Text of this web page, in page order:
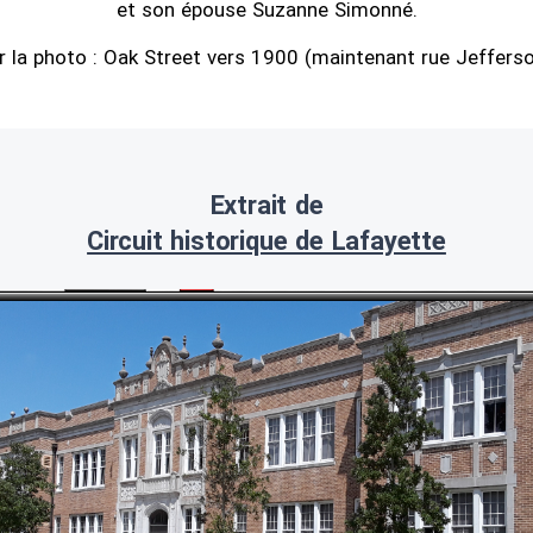
et son épouse Suzanne Simonné.
la photo : Oak Street vers 1900 (maintenant rue
Extrait de
Circuit historique de Lafayette